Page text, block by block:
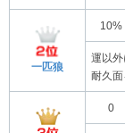
一匹狼
10%
運以
耐久
0